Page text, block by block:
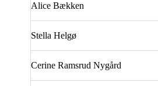
Alice Bækken
Stella Helgø
Cerine Ramsrud Nygård